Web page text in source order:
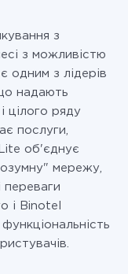
з
з можливістю
одним з лідерів
надають
цілого ряду
послуги,
Lite об'єднує
мережу,
і Binotel